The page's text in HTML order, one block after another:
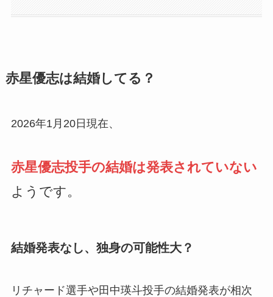
赤星優志は結婚してる？
2026年1月20日現在、
赤星優志投手の結婚は発表されていない
ようです。
結婚発表なし、独身の可能性大？
リチャード選手や田中瑛斗投手の結婚発表が相次